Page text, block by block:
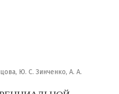
Ю. С. Зинченко, А. А.